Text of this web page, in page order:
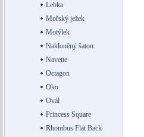
Lebka
Mořský ježek
Motýlek
Nakloněný šaton
Navette
Octagon
Oko
Ovál
Princess Square
Rhombus Flat Back